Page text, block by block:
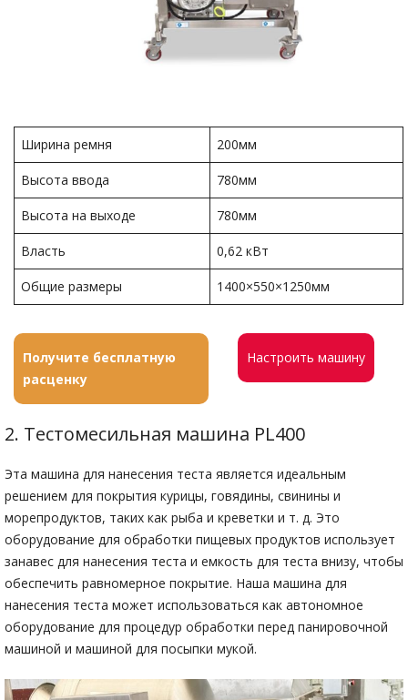
Ширина ремня 200мм
Высота ввода 780мм
Высота на выходе 780мм
Власть 0,62 кВт
Общие размеры 1400×550×1250мм
Получите бесплатную
расценку
Настроить машину
2. Тестомесильная машина PL400
Эта машина для нанесения теста является идеальным
решением для покрытия курицы, говядины, свинины и
морепродуктов, таких как рыба и креветки и т. д. Это
оборудование для обработки пищевых продуктов использует
занавес для нанесения теста и емкость для теста внизу, чтобы
обеспечить равномерное покрытие. Наша машина для
нанесения теста может использоваться как автономное
оборудование для процедур обработки перед панировочной
машиной и машиной для посыпки мукой.